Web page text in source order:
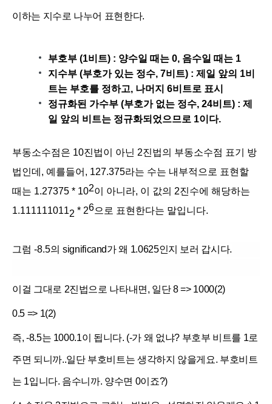
이하는 지수로 나누어 표현한다.
부호부 (1비트) : 양수일 때는 0, 음수일 때는 1
지수부 (부호가 있는 정수, 7비트) : 제일 앞의 1비
트는 부호를 정하고, 나머지 6비트로 표시
정규화된 가수부 (부호가 없는 정수, 24비트) : 제
일 앞의 비트는 정규화되었으므로 1이다.
부동소수점은 10진법이 아닌 2진법의 부동소수점 표기 방
법인데, 예를들어, 127.375라는 수는 내부적으로 표현할
때는 1.27375 * 102이 아니라, 이 값의 2진수에 해당하는
1.1111110112 * 26으로 표현한다는 말입니다.
그럼 -8.5의 significand가 왜 1.0625인지 보러 갑시다.
이걸 그대로 2진법으로 나타내면, 일단 8 => 1000(2)
0.5 => 1(2)
즉, -8.5는 1000.1이 됩니다. (-가 왜 없냐? 부호부 비트를 1로
주면 되니까..일단 부호비트는 생각하지 않을게요. 부호비트
는 1입니다. 음수니까. 양수면 0이죠?)